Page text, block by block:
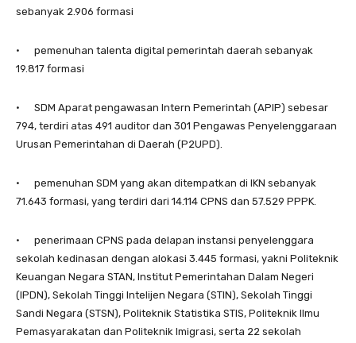
sebanyak 2.906 formasi
· pemenuhan talenta digital pemerintah daerah sebanyak
19.817 formasi
· SDM Aparat pengawasan Intern Pemerintah (APIP) sebesar
794, terdiri atas 491 auditor dan 301 Pengawas Penyelenggaraan
Urusan Pemerintahan di Daerah (P2UPD).
· pemenuhan SDM yang akan ditempatkan di IKN sebanyak
71.643 formasi, yang terdiri dari 14.114 CPNS dan 57.529 PPPK.
· penerimaan CPNS pada delapan instansi penyelenggara
sekolah kedinasan dengan alokasi 3.445 formasi, yakni Politeknik
Keuangan Negara STAN, Institut Pemerintahan Dalam Negeri
(IPDN), Sekolah Tinggi Intelijen Negara (STIN), Sekolah Tinggi
Sandi Negara (STSN), Politeknik Statistika STIS, Politeknik Ilmu
Pemasyarakatan dan Politeknik Imigrasi, serta 22 sekolah